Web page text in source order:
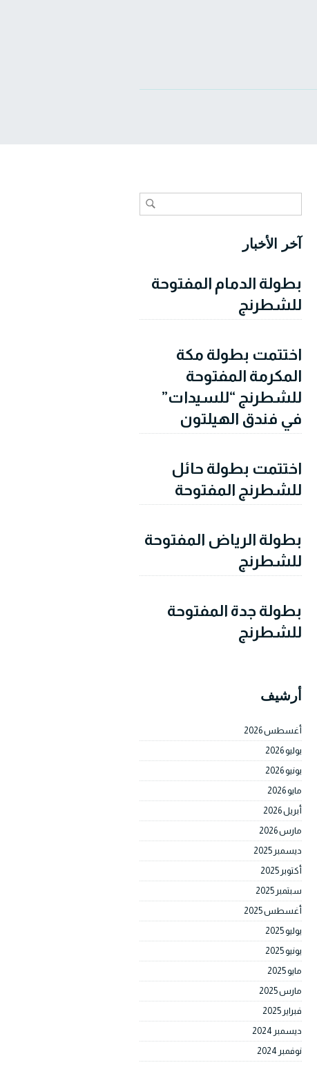
آخر الأخبار
بطولة الدمام المفتوحة
للشطرنج
اختتمت بطولة مكة
المكرمة المفتوحة
للشطرنج “للسيدات”
في فندق الهيلتون
اختتمت بطولة حائل
للشطرنج المفتوحة
بطولة الرياض المفتوحة
للشطرنج
بطولة جدة المفتوحة
للشطرنج
أرشيف
أغسطس 2026
يوليو 2026
يونيو 2026
مايو 2026
أبريل 2026
مارس 2026
ديسمبر 2025
أكتوبر 2025
سبتمبر 2025
أغسطس 2025
يوليو 2025
يونيو 2025
مايو 2025
مارس 2025
فبراير 2025
ديسمبر 2024
نوفمبر 2024